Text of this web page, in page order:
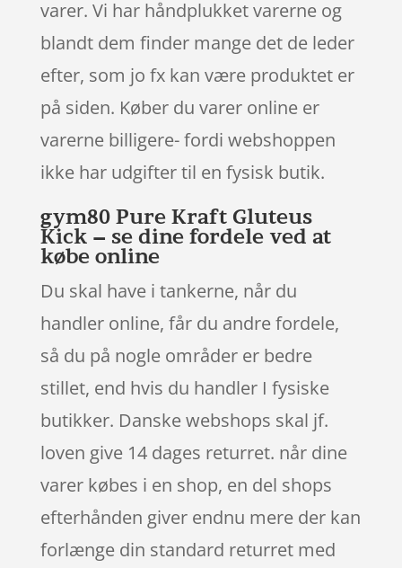
varer. Vi har håndplukket varerne og
blandt dem finder mange det de leder
efter, som jo fx kan være produktet er
på siden. Køber du varer online er
varerne billigere- fordi webshoppen
ikke har udgifter til en fysisk butik.
gym80 Pure Kraft Gluteus
Kick – se dine fordele ved at
købe online
Du skal have i tankerne, når du
handler online, får du andre fordele,
så du på nogle områder er bedre
stillet, end hvis du handler I fysiske
butikker. Danske webshops skal jf.
loven give 14 dages returret. når dine
varer købes i en shop, en del shops
efterhånden giver endnu mere der kan
forlænge din standard returret med